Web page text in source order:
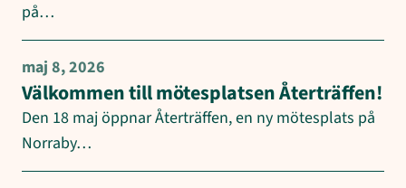
på…
maj 8, 2026
Välkommen till mötesplatsen Återträffen!
Den 18 maj öppnar Återträffen, en ny mötesplats på
Norraby…